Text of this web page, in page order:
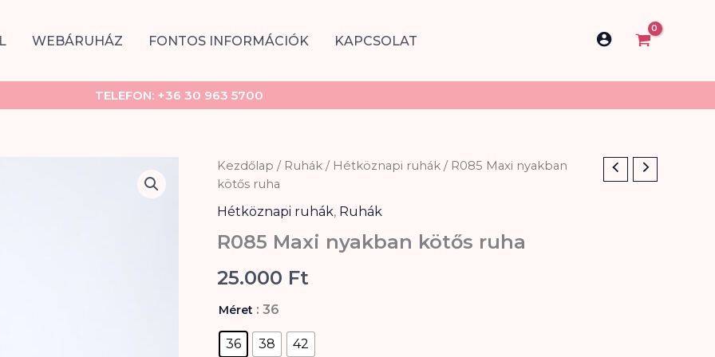
WEBÁRUHÁZ FONTOS INFORMÁCIÓK KAPCSOLAT
TELEFON: +36 30 963 5700
Kezdőlap / Ruhák / Hétköznapi ruhák / R085 Maxi nyakban
kötős ruha
Hétköznapi ruhák, Ruhák
R085 Maxi nyakban kötős ruha
25.000 Ft
Méret : 36
36 38 42
R085
Maxi
kötős
mennyiség